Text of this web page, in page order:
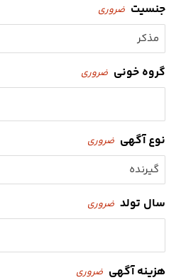
جنسیت ضروری
گروه خونی ضروری
نوع آگهی ضروری
سال تولد ضروری
هزینه آگهی ضروری